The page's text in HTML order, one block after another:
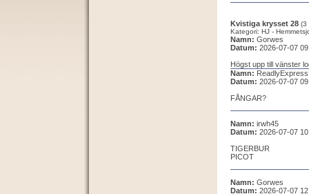
Kvistiga krysset 28 (3
Kategori: HJ -
Namn: Gorwes
Datum: 2026-07-07
Högst upp till vänster
Namn: ReadlyExpress
Datum: 2026-07-07
FÅNGAR?
Namn: irwh45
Datum: 2026-07-07
TIGERBUR
PICOT
Namn: Gorwes
Datum: 2026-07-07